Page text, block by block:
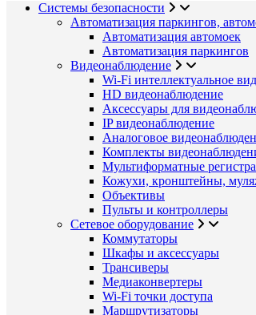
Системы безопасности
Автоматизация паркингов,
Автоматизация автомоек
Автоматизация паркингов
Видеонаблюдение
Wi-Fi интеллектуальное
HD видеонаблюдение
Аксессуары для
IP видеонаблюдение
Аналоговое
Комплекты
Мультиформатные
Кожухи, кронштейны,
Объективы
Пульты и контроллеры
Сетевое оборудование
Коммутаторы
Шкафы и аксессуары
Трансиверы
Медиаконвертеры
Wi-Fi точки доступа
Маршрутизаторы